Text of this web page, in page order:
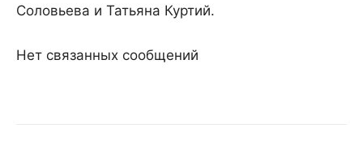
Соловьева и Татьяна Куртий.
Нет связанных сообщений